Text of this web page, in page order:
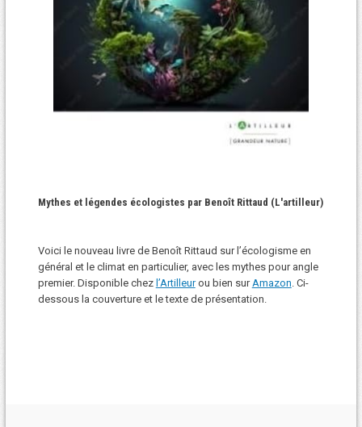
Mythes et légendes écologistes par Benoît Rittaud (L'artilleur)
Voici le nouveau livre de Benoît Rittaud sur l’écologisme en
général et le climat en particulier, avec les mythes pour angle
premier. Disponible chez l’Artilleurou bien sur Amazon . Ci-
dessous la couverture et le texte de présentation.